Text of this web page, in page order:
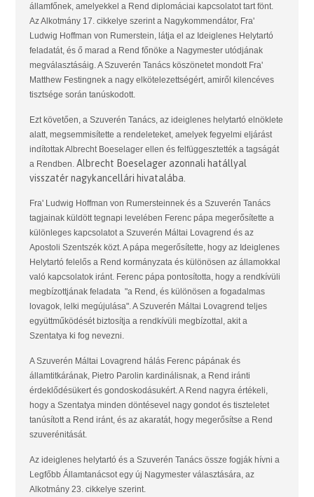
államfőnek, amelyekkel a Rend diplomáciai kapcsolatot tart fönt.
Az Alkotmány 17. cikkelye szerint a Nagykommendátor, Fra'
Ludwig Hoffman von Rumerstein, látja el az Ideiglenes Helytartó
feladatát, és ő marad a Rend főnöke a Nagymester utódjának
megválasztásáig. A Szuverén Tanács köszönetet mondott Fra'
Matthew Festingnek a nagy elkötelezettségért, amiről kilencéves
tisztsége során tanúskodott.
Ezt követően, a Szuverén Tanács, az ideiglenes helytartó elnöklete
alatt, megsemmisítette a rendeleteket, amelyek fegyelmi eljárást
indítottak Albrecht Boeselager ellen és felfüggesztették a tagságát
a Rendben. Albrecht Boeselager azonnali hatállyal
visszatér nagykancellári hivatalába.
Fra' Ludwig Hoffman von Rumersteinnek és a Szuverén Tanács
tagjainak küldött tegnapi levelében Ferenc pápa megerősítette a
különleges kapcsolatot a Szuverén Máltai Lovagrend és az
Apostoli Szentszék közt. A pápa megerősítette, hogy az Ideiglenes
Helytartó felelős a Rend kormányzata és különösen az államokkal
való kapcsolatok iránt. Ferenc pápa pontosította, hogy a rendkívüli
megbízottjának feladata "a Rend, és különösen a fogadalmas
lovagok, lelki megújulása". A Szuverén Máltai Lovagrend teljes
együttműködését biztosítja a rendkívüli megbízottal, akit a
Szentatya ki fog nevezni.
A Szuverén Máltai Lovagrend hálás Ferenc pápának és
államtitkárának, Pietro Parolin kardinálisnak, a Rend iránti
érdeklődésükert és gondoskodásukért. A Rend nagyra értékeli,
hogy a Szentatya minden döntésevel nagy gondot és tiszteletet
tanúsított a Rend iránt, és az akaratát, hogy megerősítse a Rend
szuverénitását.
Az ideiglenes helytartó és a Szuverén Tanács össze fogják hívni a
Legfőbb Államtanácsot egy új Nagymester választására, az
Alkotmány 23. cikkelye szerint.